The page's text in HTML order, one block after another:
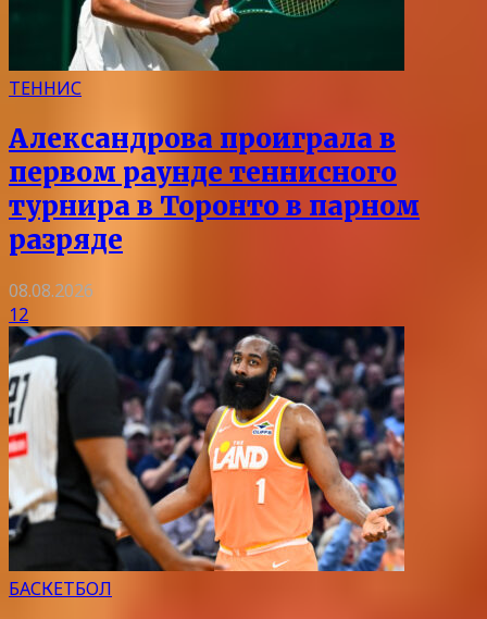
ТЕННИС
Александрова проиграла в
первом раунде теннисного
турнира в Торонто в парном
разряде
08.08.2026
12
БАСКЕТБОЛ